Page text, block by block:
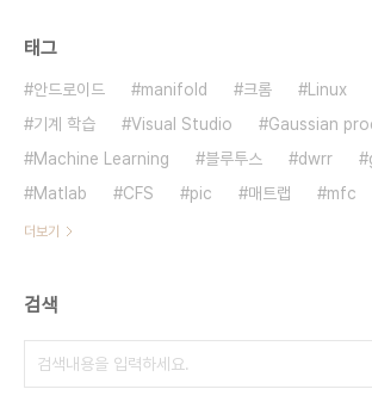
태그
안드로이드 manifold 크롬 Linux
기계 학습
Visual Studio Gaussian
Machine Learning
블루투스 dwrr
Matlab
CFS pic 매트랩 mfc
더보기
검색